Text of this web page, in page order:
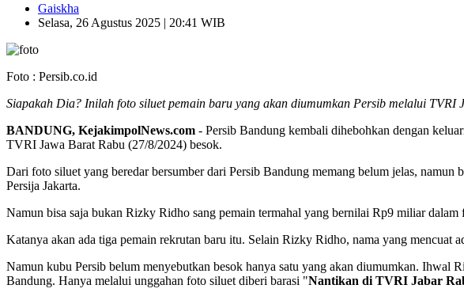
Gaiskha
Selasa, 26 Agustus 2025 | 20:41 WIB
Foto : Persib.co.id
Siapakah Dia? Inilah foto siluet pemain baru yang akan diumumkan Persib melalui TVRI
BANDUNG, KejakimpolNews.com - Persib Bandung kembali dihebohkan dengan
TVRI Jawa Barat Rabu (27/8/2024) besok.
Dari foto siluet yang beredar bersumber dari Persib Bandung memang belum jelas,
Persija Jakarta.
Namun bisa saja bukan Rizky Ridho sang pemain termahal yang bernilai Rp9 miliar
Katanya akan ada tiga pemain rekrutan baru itu. Selain Rizky Ridho, nama yang mencuat
Namun kubu Persib belum menyebutkan besok hanya satu yang akan diumumkan. Ihwal
Bandung. Hanya melalui unggahan foto siluet diberi barasi "Nantikan di TVRI Jabar